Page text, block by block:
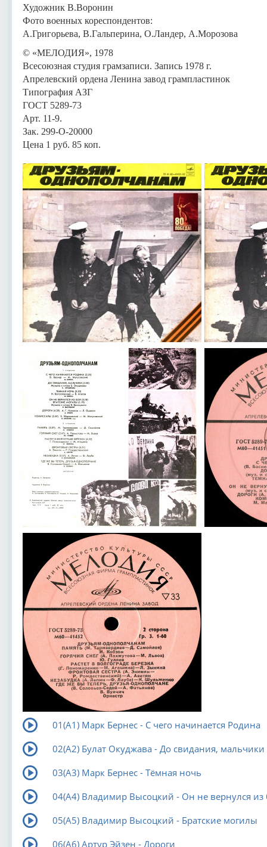
Художник В.Воронин
Фото военных кореспондентов:
А.Григорьева, В.Гальперина, О.Ландер, А.Морозова
© «МЕЛОДИЯ», 1978
Всесоюзная студия грамзаписи. Запись 1978 г.
Апрелевский ордена Ленина завод грампластинок
Типография АЗГ
ГОСТ 5289-73
Арт. 11-9.
Зак. 299-О-20000
Цена 1 руб. 85 коп.
01(А1) Марк Бернес - С чего начинается Родина
02(А2) Булат Окуджава - До свидания, мальчики
03(А3) Марк Бернес - Тёмная ночь
04(А4) Владимир Высоцкий - Он не вернулся из
05(А5) Владимир Высоцкий - Братские могилы
06(А6) Артур Эйзен - Дороги